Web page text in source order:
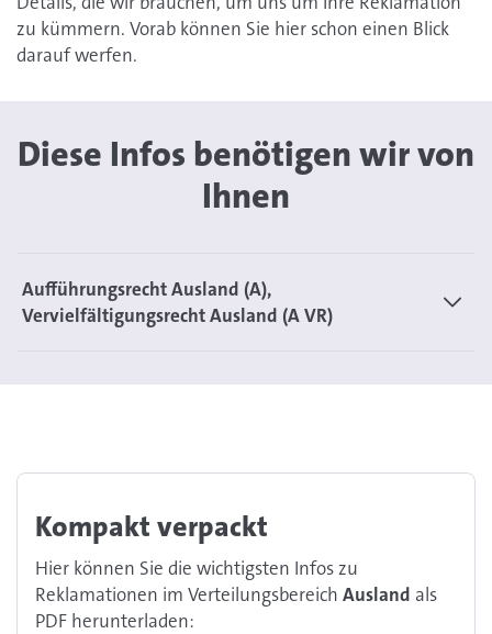
zu kümmern. Vorab können Sie hier schon einen Blick
darauf werfen.
Diese Infos benötigen wir von
Ihnen
Aufführungsrecht Ausland (A),
Vervielfältigungsrecht Ausland (A VR)
Kompakt verpackt
Hier können Sie die wichtigsten Infos zu
Reklamationen im Verteilungsbereich Ausland als
PDF herunterladen: